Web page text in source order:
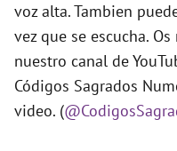
voz alta. Tambien
vez que se escucha.
nuestro canal de
Códigos Sagrados
video. (